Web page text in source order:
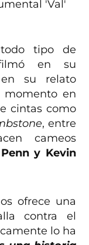
tipo de
en su
en su relato
momento en
cintas como
, entre
cameos
y Kevin
ofrece una
contra el
lo ha